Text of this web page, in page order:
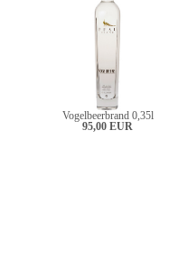
Vogelbeerbrand 0,35l
95,00 EUR